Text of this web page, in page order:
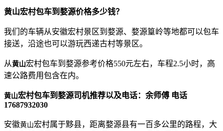
黄山宏村包车到婺源价格多少钱？
我们的车辆从安徽宏村景区到婺源、婺源篁岭等地都可以包车
接送，沿途也可以游玩西递古村等景区。
从黄山宏村包车到婺源参考价格550元左右，车程2.5小时，高
速公路费用包含在内。
黄山宏村包车到婺源司机推荐以及电话：余师傅 电话
17687932030
安徽黄山宏村属于黟县，距离婺源县有一百多公里的路程，大